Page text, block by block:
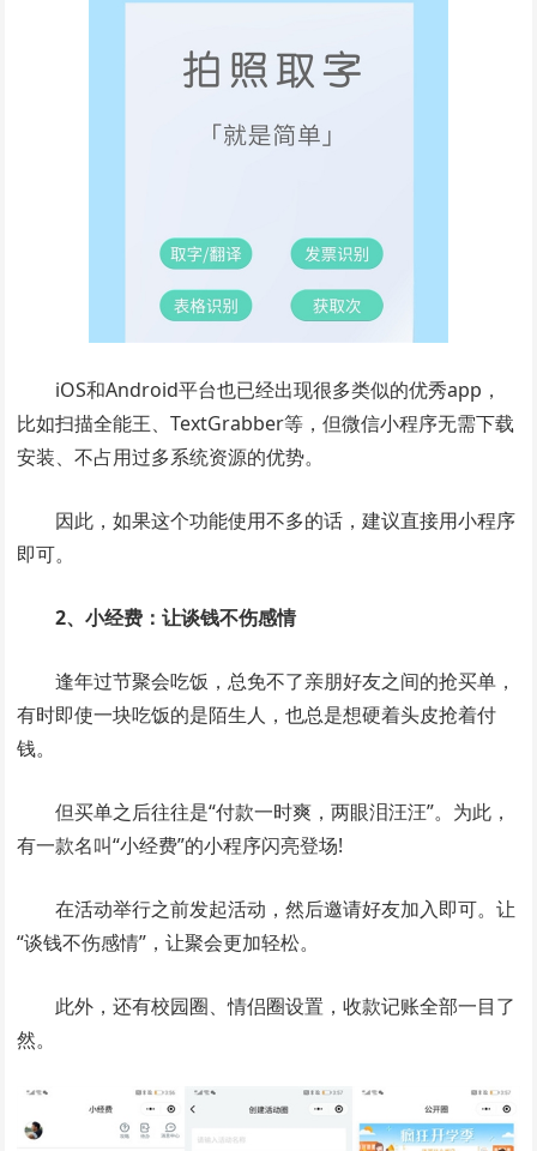
iOS和Android平台也已经出现很多类似的优秀app，
比如扫描全能王、TextGrabber等，但微信小程序无需下载
安装、不占用过多系统资源的优势。
因此，如果这个功能使用不多的话，建议直接用小程序
即可。
2、小经费：让谈钱不伤感情
逢年过节聚会吃饭，总免不了亲朋好友之间的抢买单，
有时即使一块吃饭的是陌生人，也总是想硬着头皮抢着付
钱。
但买单之后往往是“付款一时爽，两眼泪汪汪”。为此，
有一款名叫“小经费”的小程序闪亮登场!
在活动举行之前发起活动，然后邀请好友加入即可。让
“谈钱不伤感情”，让聚会更加轻松。
此外，还有校园圈、情侣圈设置，收款记账全部一目了
然。